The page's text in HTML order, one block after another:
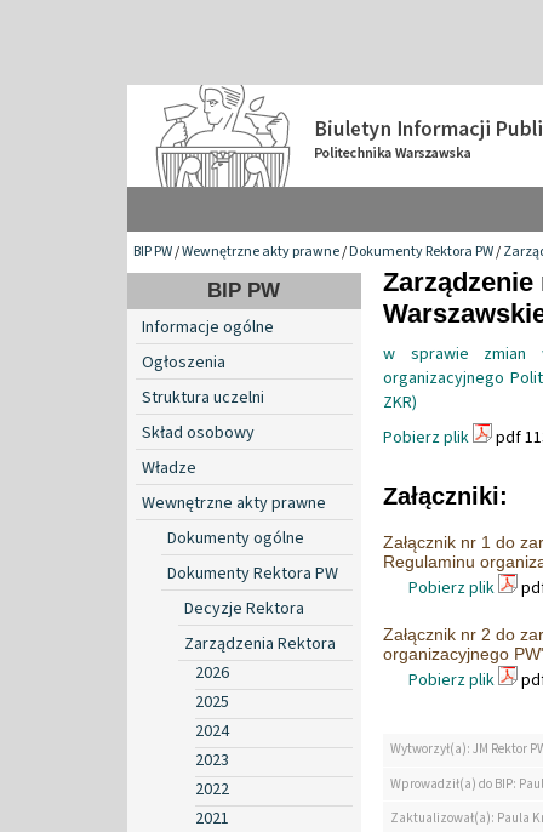
BIP PW/Wewnętrzne akty prawne/Dokumenty Rektora PW/
BIP PW
Informacje ogólne
Ogłoszenia
Struktura uczelni
Skład osobowy
Władze
Wewnętrzne akty prawne
Dokumenty ogólne
Dokumenty Rektora PW
Decyzje Rektora
Zarządzenia Rektora
2026
2025
2024
2023
2022
2021
w sprawie zmian
organizacyjnego
ZKR)
Pobierz plik
pdf
Załączniki:
Załącznik nr 1 do
Regulaminu
Pobierz plik
Załącznik nr 2 do
organizacyjnego
Pobierz plik
Wytworzył(a): JM Rektor
Wprowadził(a) do BIP:
Zaktualizował(a): Paula